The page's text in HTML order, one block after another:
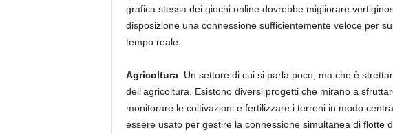
grafica stessa dei giochi online dovrebbe migliorare
disposizione una connessione sufficientemente veloce per
tempo reale.
Agricoltura. Un settore di cui si parla poco, ma che è
dell’agricoltura. Esistono diversi progetti che mirano a
monitorare le coltivazioni e fertilizzare i terreni in modo
essere usato per gestire la connessione simultanea di flotte